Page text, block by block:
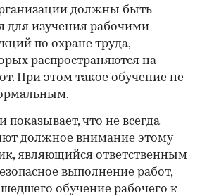
должны быть
для изучения рабочими
по охране труда,
распространяются на
При этом такое обучение не
показывает, что не всегда
должное внимание этому
являющийся ответственным
выполнение работ,
обучение рабочего к